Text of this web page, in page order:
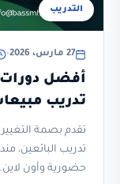
التدريب
27 مارس، 2026 •
أفضل
تدريب
تقدم بصمة
تدريب البائعين،
حضورية وأون